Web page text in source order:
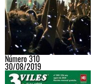
Número 310
30/08/2019